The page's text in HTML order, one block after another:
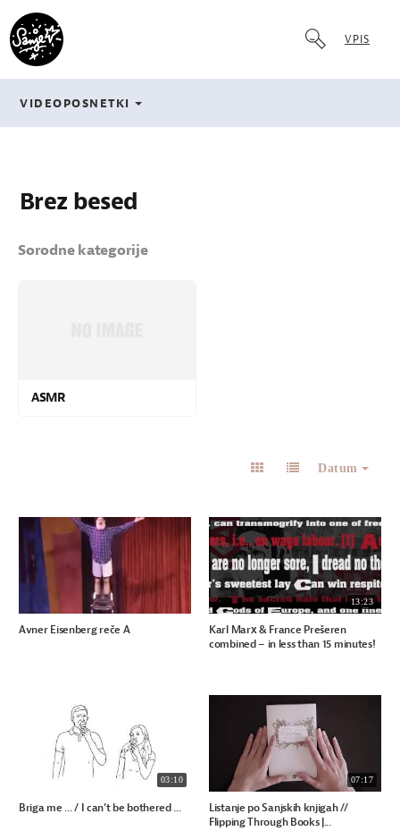
VPIS
VIDEOPOSNETKI
Brez besed
Sorodne kategorije
ASMR
Datum
Avner Eisenberg reče A
13:23
Karl Marx & France Prešeren
combined – in less than 15 minutes!
03:10
Briga me ... / I can’t be bothered ...
07:17
Listanje po Sanjskih knjigah //
Flipping Through Books |...